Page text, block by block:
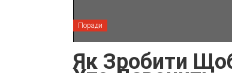
Поради
Як Зробити